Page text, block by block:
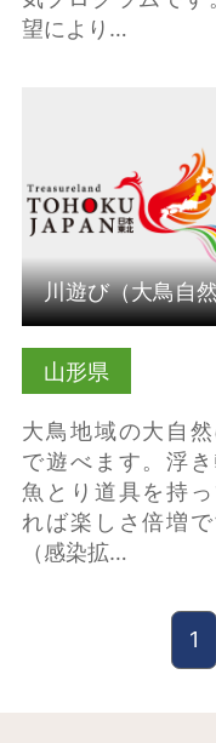
望により…
山形県
大鳥地域の大自然
で遊べます。浮
魚とり道具を持
れば楽しさ倍増で
（感染拡…
1